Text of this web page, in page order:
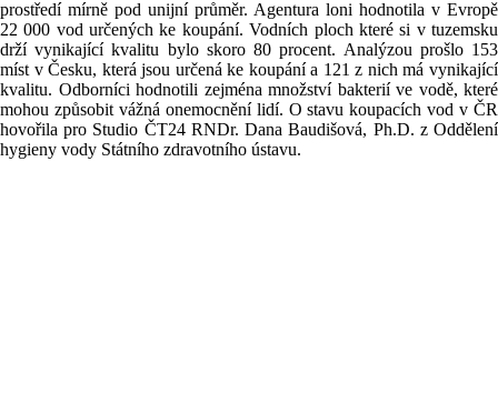
prostředí mírně pod unijní průměr. Agentura loni hodnotila v Evropě
22 000 vod určených ke koupání. Vodních ploch které si v tuzemsku
drží vynikající kvalitu bylo skoro 80 procent. Analýzou prošlo 153
míst v Česku, která jsou určená ke koupání a 121 z nich má vynikající
kvalitu. Odborníci hodnotili zejména množství bakterií ve vodě, které
mohou způsobit vážná onemocnění lidí. O stavu koupacích vod v ČR
hovořila pro Studio ČT24 RNDr. Dana Baudišová, Ph.D. z Oddělení
hygieny vody Státního zdravotního ústavu.